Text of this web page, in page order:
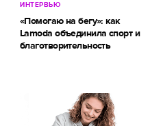
ИНТЕРВЬЮ
«Помогаю на бегу»: как
Lamoda объединила спорт и
благотворительность